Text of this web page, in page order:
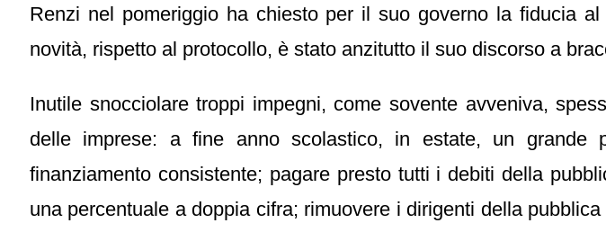
Renzi nel pomeriggio ha chiesto per il suo governo la fiducia
novità, rispetto al protocollo, è stato anzitutto il suo discorso a
Inutile snocciolare troppi impegni, come sovente avveniva,
delle imprese: a fine anno scolastico, in estate, un grande
finanziamento consistente; pagare presto tutti i debiti della
una percentuale a doppia cifra; rimuovere i dirigenti della